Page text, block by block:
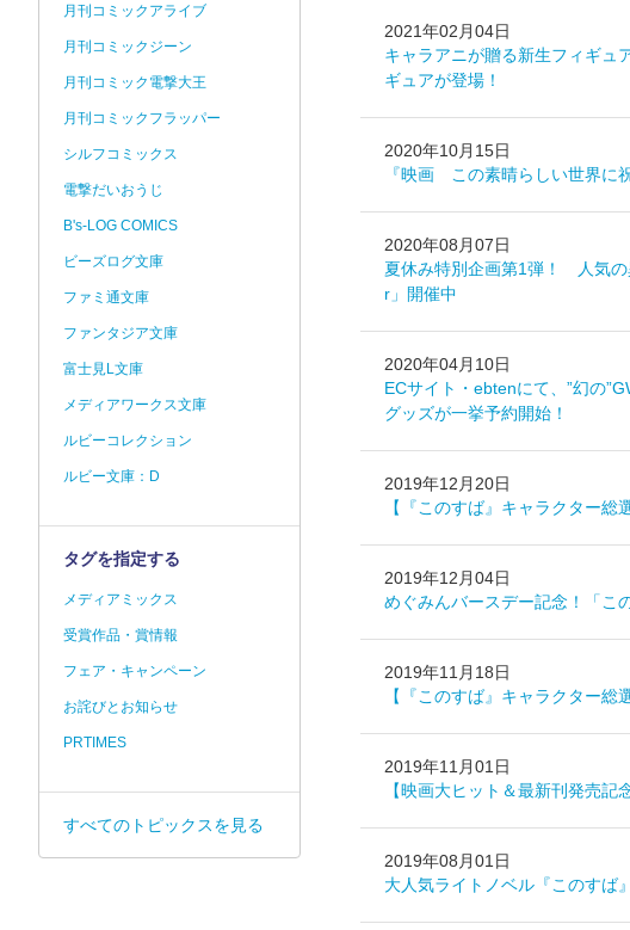
2021年02月04日
キャラアニが贈る新生フィギュ
ギュアが登場！
2020年10月15日
『映画 この素晴らしい世界に
2020年08月07日
夏休み特別企画第1弾！ 人気の
r」開催中
2020年04月10日
ECサイト・ebtenにて、”幻の
グッズが一挙予約開始！
2019年12月20日
【『このすば』キャラクター
2019年12月04日
めぐみんバースデー記念！「こ
2019年11月18日
【『このすば』キャラクター
2019年11月01日
【映画大ヒット＆最新刊発売
2019年08月01日
大人気ライトノベル『このすば
月刊コミックアライブ
月刊コミックジーン
月刊コミック電撃大王
月刊コミックフラッパー
シルフコミックス
電撃だいおうじ
B's-LOG COMICS
ビーズログ文庫
ファミ通文庫
ファンタジア文庫
富士見L文庫
メディアワークス文庫
ルビーコレクション
ルビー文庫：D
タグを指定する
メディアミックス
受賞作品・賞情報
フェア・キャンペーン
お詫びとお知らせ
PRTIMES
すべてのトピックスを見る